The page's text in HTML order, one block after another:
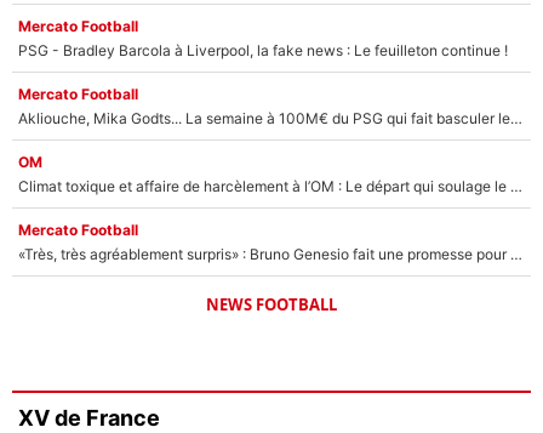
Mercato Football
PSG - Bradley Barcola à Liverpool, la fake news : Le feuilleton continue !
Mercato Football
Akliouche, Mika Godts... La semaine à 100M€ du PSG qui fait basculer le mercato du PSG !
OM
Climat toxique et affaire de harcèlement à l’OM : Le départ qui soulage le vestiaire de Bruno Genesio
Mercato Football
«Très, très agréablement surpris» : Bruno Genesio fait une promesse pour la suite du mercato de l’OM et rassure les supporters
NEWS FOOTBALL
XV de France